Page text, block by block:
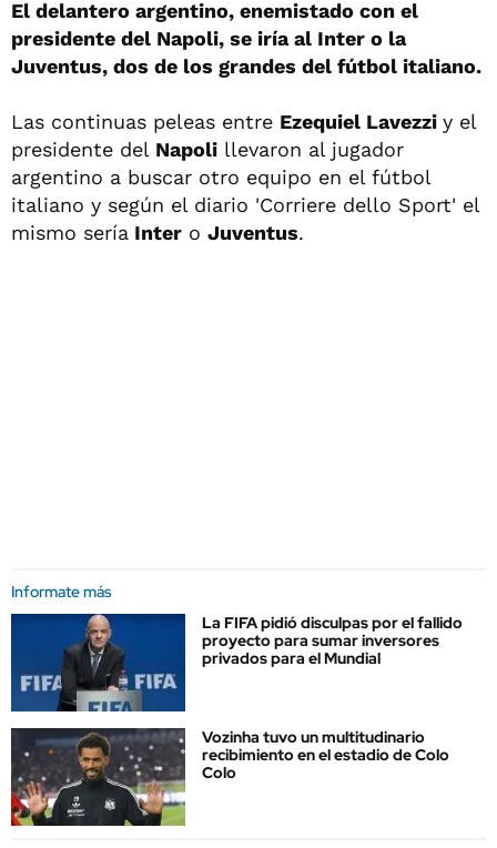
El delantero argentino, enemistado con el
presidente del Napoli, se iría al Inter o la
Juventus, dos de los grandes del fútbol italiano.
Las continuas peleas entre Ezequiel Lavezzi y el
presidente del Napoli llevaron al jugador
argentino a buscar otro equipo en el fútbol
italiano y según el diario 'Corriere dello Sport' el
mismo sería Inter o Juventus.
Informate más
La FIFA pidió disculpas por el fallido
proyecto para sumar inversores
privados para el Mundial
Vozinha tuvo un multitudinario
recibimiento en el estadio de Colo
Colo